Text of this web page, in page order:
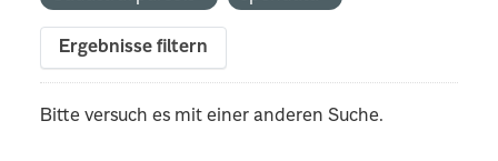
Ergebnisse filtern
Bitte versuch es mit einer anderen Suche.